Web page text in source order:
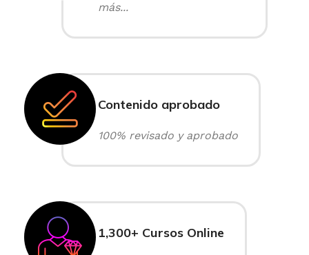
más...
Contenido aprobado
100% revisado y aprobado
1,300+ Cursos Online